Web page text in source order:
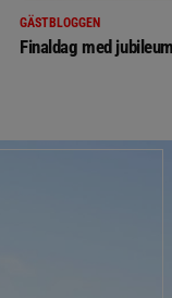
GÄSTBLOGGEN
Finaldag med